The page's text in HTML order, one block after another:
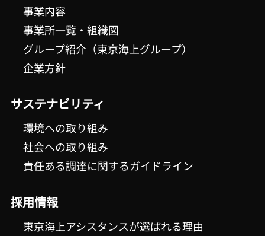
事業内容
事業所一覧・組織図
グループ紹介（東京海上グループ）
企業方針
サステナビリティ
環境への取り組み
社会への取り組み
責任ある調達に関するガイドライン
採用情報
東京海上アシスタンスが選ばれる理由